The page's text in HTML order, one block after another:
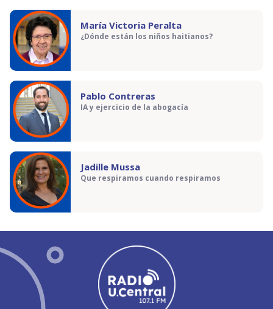
María Victoria Peralta
¿Dónde están los niños haitianos?
Pablo Contreras
IA y ejercicio de la abogacía
Jadille Mussa
Que respiramos cuando respiramos